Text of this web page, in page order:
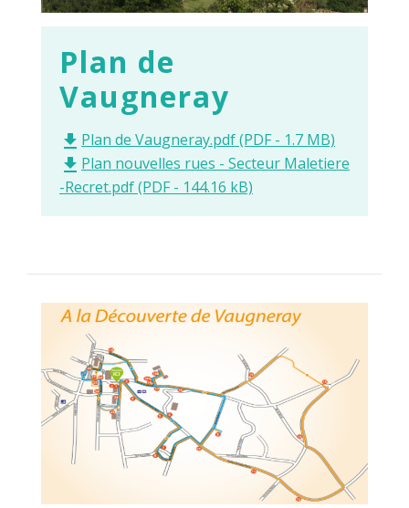
Plan de
Vaugneray
file_download Plan de Vaugneray.pdf (PDF - 1.7 MB)
file_download Plan nouvelles rues - Secteur Maletiere
-Recret.pdf (PDF - 144.16 kB)